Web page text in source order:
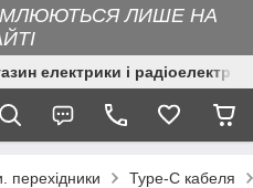
ЛИШЕ НА
електрики і
перехідники Type-C кабеля